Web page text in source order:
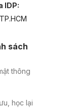
IDP:
sách
thông
học lại